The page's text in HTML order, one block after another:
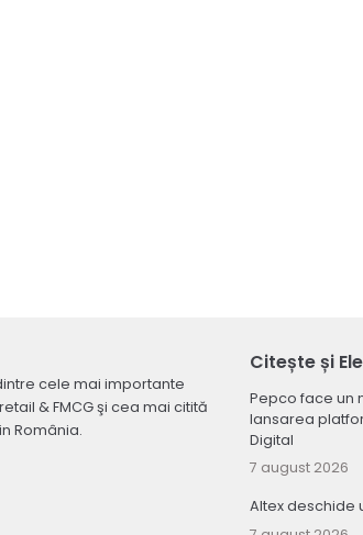
cele mai importante
& FMCG şi cea mai citită
România.
Citește și
Pepco face un
lansarea
Digital
7 august 2026
Altex deschide